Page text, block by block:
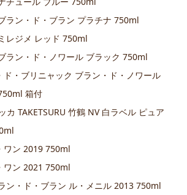
ラン・ド・ブラン プラチナ 750ml
レジメ レッド 750ml
ラン・ド・ノワール ブラック 750ml
ド・ブリニャック ブラン・ド・ノワール
箱付
カ TAKETSURU 竹鶴 NV 白ラベル ピュア
ワン 2019 750ml
ワン 2021 750ml
ン・ド・ブラン ル・メニル 2013 750ml